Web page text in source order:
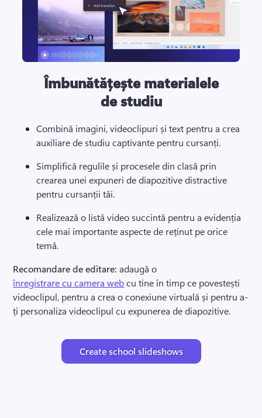
Îmbunătățește materialele
de studiu
Combină imagini, videoclipuri și text pentru a crea
auxiliare de studiu captivante pentru cursanți.
Simplifică regulile și procesele din clasă prin
crearea unei expuneri de diapozitive distractive
pentru cursanții tăi.
Realizează o listă video succintă pentru a evidenția
cele mai importante aspecte de reținut pe orice
temă.
Recomandare de editare: adaugă o
înregistrare cu camera web cu tine în timp ce povestești
videoclipul, pentru a crea o conexiune virtuală și pentru a-
ți personaliza videoclipul cu expunerea de diapozitive.
Create school slideshows